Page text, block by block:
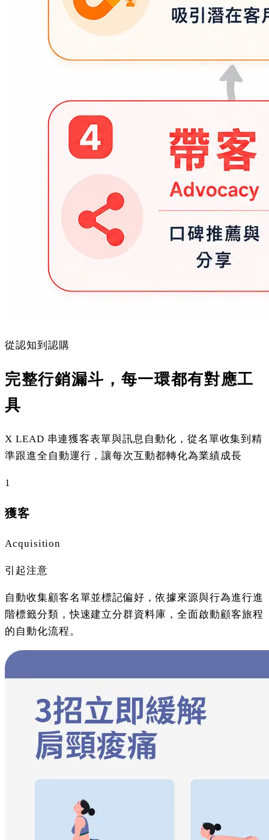
從認知到認購
完整行銷漏斗，每一環都有對應工
具
X LEAD 串連獲客表單與訊息自動化，從名單收集到精
準跟進全自動運行，讓每次互動都轉化為業績成長
1
獲客
Acquisition
引起注意
自動收集顧客名單並標記偏好，依據來源與行為進行進
階標籤分類，快速建立分群資料庫，全面啟動顧客旅程
的自動化流程。